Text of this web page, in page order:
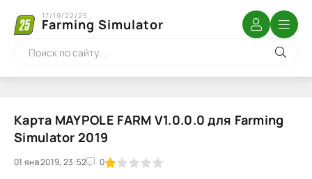
Farming Simulator
17/19/22/25
Карта MAYPOLE FARM V1.0.0.0 для Farming
Simulator 2019
01 янв 2019, 23:52 0
1 2 3 4 5